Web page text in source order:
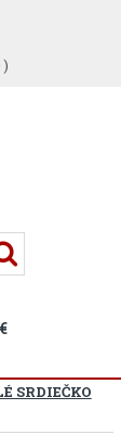
)
SRDIEČKO